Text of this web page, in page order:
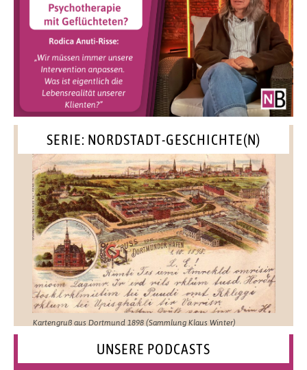
SERIE: NORDSTADT-GESCHICHTE(N)
Kartengruß aus Dortmund 1898 (Sammlung Klaus Winter)
UNSERE PODCASTS